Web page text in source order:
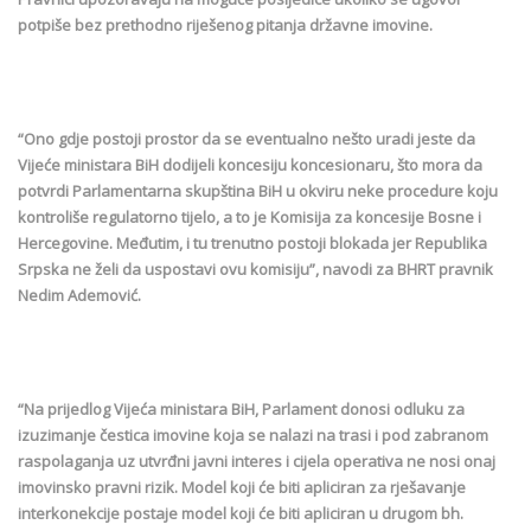
potpiše bez prethodno riješenog pitanja državne imovine.
“Ono gdje postoji prostor da se eventualno nešto uradi jeste da
Vijeće ministara BiH dodijeli koncesiju koncesionaru, što mora da
potvrdi Parlamentarna skupština BiH u okviru neke procedure koju
kontroliše regulatorno tijelo, a to je Komisija za koncesije Bosne i
Hercegovine. Međutim, i tu trenutno postoji blokada jer Republika
Srpska ne želi da uspostavi ovu komisiju”, navodi za BHRT pravnik
Nedim Ademović.
“Na prijedlog Vijeća ministara BiH, Parlament donosi odluku za
izuzimanje čestica imovine koja se nalazi na trasi i pod zabranom
raspolaganja uz utvrđni javni interes i cijela operativa ne nosi onaj
imovinsko pravni rizik. Model koji će biti apliciran za rješavanje
interkonekcije postaje model koji će biti apliciran u drugom bh.